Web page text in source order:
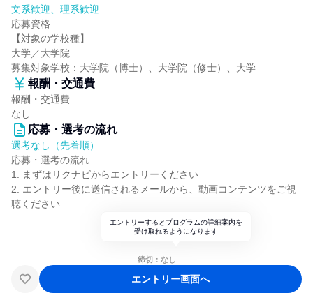
文系歓迎、理系歓迎
応募資格
【対象の学校種】
大学／大学院
募集対象学校：大学院（博士）、大学院（修士）、大学
報酬・交通費
報酬・交通費
なし
応募・選考の流れ
選考なし（先着順）
応募・選考の流れ
1. まずはリクナビからエントリーください
2. エントリー後に送信されるメールから、動画コンテンツをご視
聴ください
エントリーするとプログラムの詳細案内を
受け取れるようになります
締切：なし
エントリー画面へ